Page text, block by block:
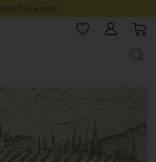
Dolce-Vita!